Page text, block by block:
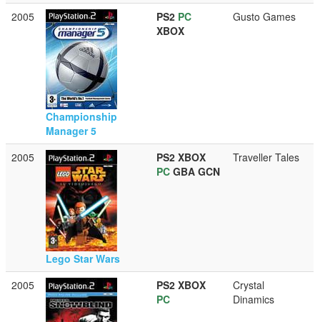
2005
Championship
Manager 5
PS2 PC
XBOX
Gusto Games
2005
Lego Star Wars
PS2 XBOX
PC GBA GCN
Traveller Tales
2005 PS2 XBOX
PC
Crystal
Dinamics